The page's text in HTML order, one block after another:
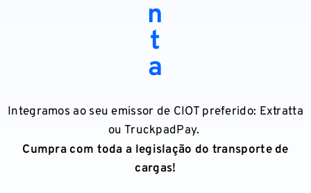
n
t
a
Integramos ao seu emissor de CIOT preferido: Extratta
ou TruckpadPay.
Cumpra com toda a legislação do transporte de
cargas!